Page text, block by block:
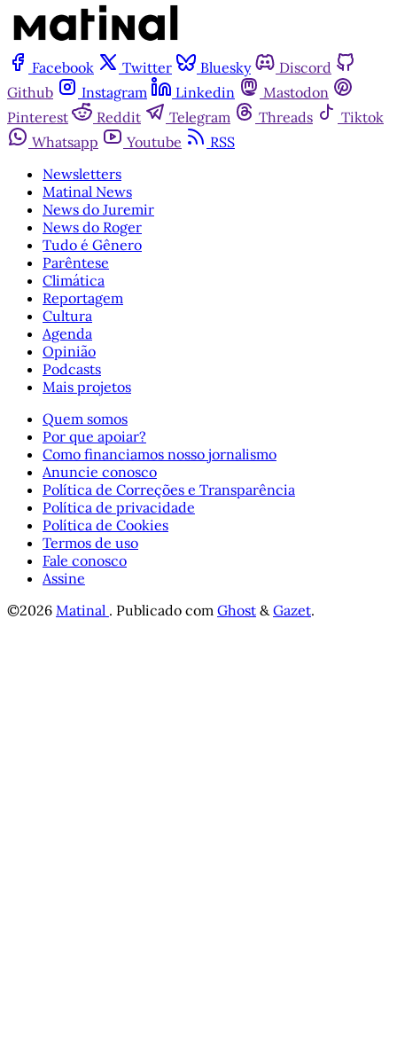
Facebook Twitter Bluesky
Discord
Github
Instagram Linkedin
Mastodon
Pinterest
Reddit Telegram Threads
Tiktok
Whatsapp
Youtube
RSS
Newsletters
Matinal News
News do Juremir
News do Roger
Tudo é Gênero
Parêntese
Climática
Reportagem
Cultura
Agenda
Opinião
Podcasts
Mais projetos
Quem somos
Por que apoiar?
Como financiamos nosso jornalismo
Anuncie conosco
Política de Correções e Transparência
Política de privacidade
Política de Cookies
Termos de uso
Fale conosco
Assine
©2026 Matinal . Publicado com Ghost & Gazet.